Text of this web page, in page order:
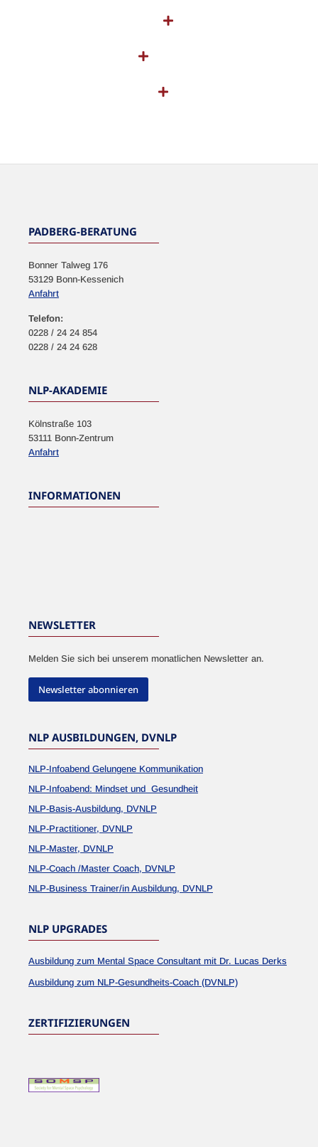
PADBERG-BERATUNG
Bonner Talweg 176
53129 Bonn-Kessenich
Anfahrt
Telefon:
0228 / 24 24 854
0228 / 24 24 628
NLP-AKADEMIE
Kölnstraße 103
53111 Bonn-Zentrum
Anfahrt
INFORMATIONEN
NEWSLETTER
Melden Sie sich bei unserem monatlichen Newsletter an.
Newsletter abonnieren
NLP AUSBILDUNGEN, DVNLP
NLP-Infoabend Gelungene Kommunikation
NLP-Infoabend: Mindset und Gesundheit
NLP-Basis-Ausbildung, DVNLP
NLP-Practitioner, DVNLP
NLP-Master, DVNLP
NLP-Coach /Master Coach, DVNLP
NLP-Business Trainer/in Ausbildung, DVNLP
NLP UPGRADES
Ausbildung zum Mental Space Consultant mit Dr. Lucas Derks
Ausbildung zum NLP-Gesundheits-Coach (DVNLP)
ZERTIFIZIERUNGEN